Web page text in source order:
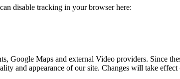
disable tracking in your browser here:
Google Maps and external Video providers. Since
and appearance of our site. Changes will take effect